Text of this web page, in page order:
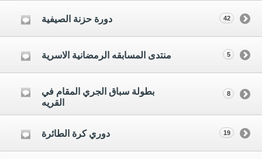
دورة حزنة الصيفية 42
منتدى المسابقه الرمضانية الاسرية 5
بطولة سباق الجري المقام في
القريه
8
دوري كرة الطائرة 19